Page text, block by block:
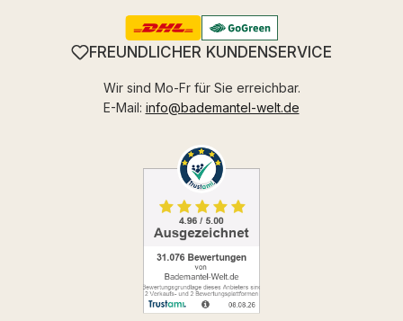
FREUNDLICHER KUNDENSERVICE
Wir sind Mo-Fr für Sie erreichbar.
E-Mail: info@bademantel-welt.de